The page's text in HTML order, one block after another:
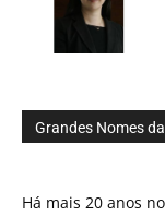
Grandes Nomes
Há mais 20 anos